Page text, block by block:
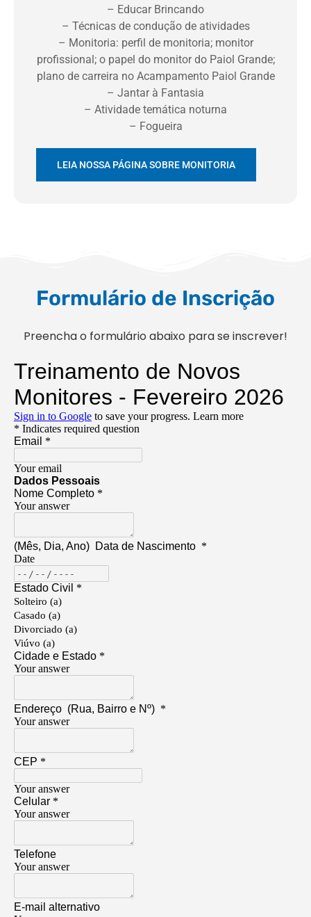
– Educar Brincando
– Técnicas de condução de atividades
– Monitoria: perfil de monitoria; monitor
profissional; o papel do monitor do Paiol Grande;
plano de carreira no Acampamento Paiol Grande
– Jantar à Fantasia
– Atividade temática noturna
– Fogueira
LEIA NOSSA PÁGINA SOBRE MONITORIA
Formulário de Inscrição
Preencha o formulário abaixo para se inscrever!